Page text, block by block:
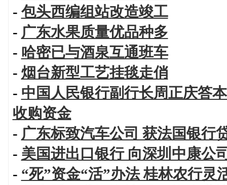
- 包头西编组站改造竣工
- 广东水果质量优品种多
- 哈密已与酒泉互通班车
- 烟台新型工艺挂毯走俏
- 中国人民银行副行长周正庆答
收购资金
- 广东标致汽车公司 获法国银行
- 美国进出口银行 向深圳中康公
- “死”资金“活”办法 桂林农行灵